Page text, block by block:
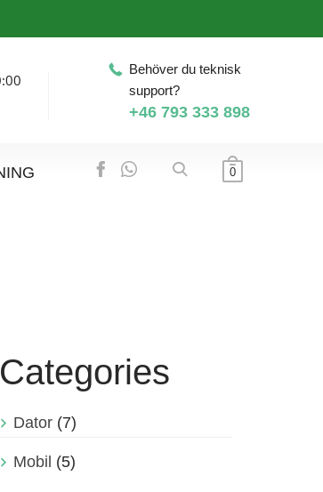
Behöver du teknisk
support?
+46 793 333 898
0
Categories
Dator(7)
Mobil (5)